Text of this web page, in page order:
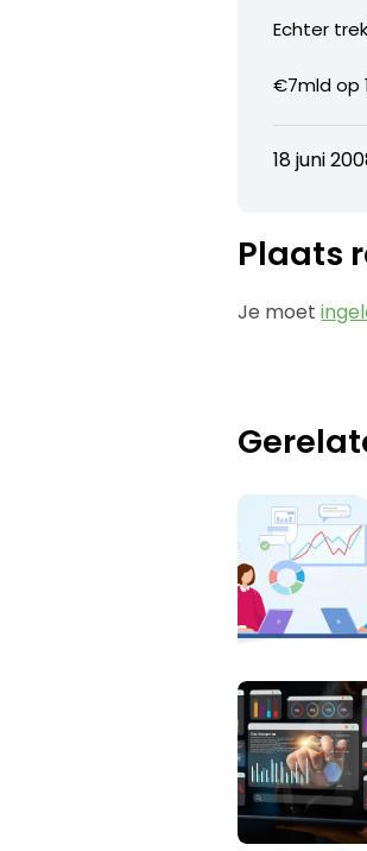
Echter
€7mld op
18 juni
Plaats
Je moet